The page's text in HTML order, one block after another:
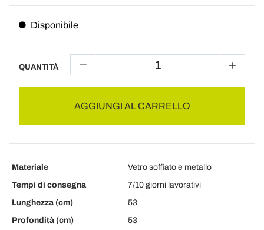
Disponibile
QUANTITÀ
AGGIUNGI AL CARRELLO
Materiale
Vetro soffiato e metallo
Tempi di consegna
7/10 giorni lavorativi
Lunghezza (cm)
53
Profondità (cm)
53